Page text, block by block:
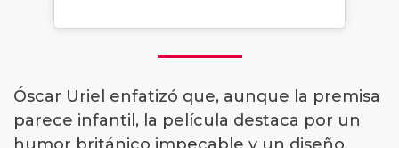
Óscar Uriel enfatizó que, aunque la premisa
parece infantil, la película destaca por un